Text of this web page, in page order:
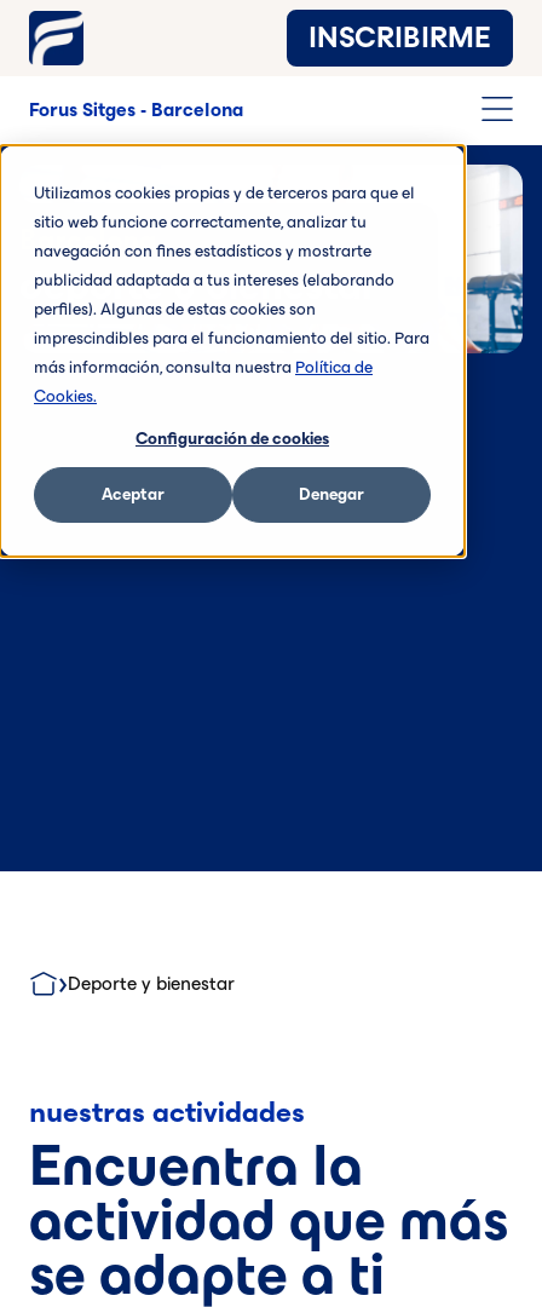
Utilizamos cookies propias y de terceros para que el
sitio web funcione correctamente, analizar tu
navegación con fines estadísticos y mostrarte
publicidad adaptada a tus intereses (elaborando
perfiles). Algunas de estas cookies son
imprescindibles para el funcionamiento del sitio. Para
más información, consulta nuestra Política de
Cookies.
Configuración de cookies
Aceptar Denegar
INSCRIBIRME
Forus Sitges - Barcelona
Barcelona
deporte y bienestar
Deporte y bienestar
nuestras actividades
Encuentra la
actividad que más
se adapte a ti